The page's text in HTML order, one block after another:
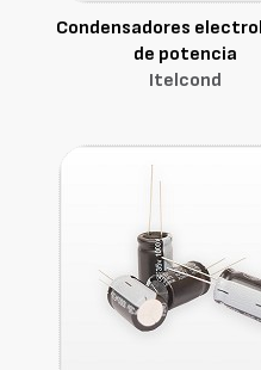
Condensadores
de potencia
Itelcond